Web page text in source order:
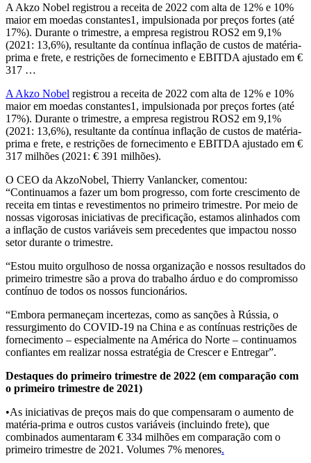
A Akzo Nobel registrou a receita de 2022 com alta de 12% e 10%
maior em moedas constantes1, impulsionada por preços fortes (até
17%). Durante o trimestre, a empresa registrou ROS2 em 9,1%
(2021: 13,6%), resultante da contínua inflação de custos de matéria-
prima e frete, e restrições de fornecimento e EBITDA ajustado em €
317 …
A Akzo Nobel registrou a receita de 2022 com alta de 12% e 10%
maior em moedas constantes1, impulsionada por preços fortes (até
17%). Durante o trimestre, a empresa registrou ROS2 em 9,1%
(2021: 13,6%), resultante da contínua inflação de custos de matéria-
prima e frete, e restrições de fornecimento e EBITDA ajustado em €
317 milhões (2021: € 391 milhões).
O CEO da AkzoNobel, Thierry Vanlancker, comentou:
“Continuamos a fazer um bom progresso, com forte crescimento de
receita em tintas e revestimentos no primeiro trimestre. Por meio de
nossas vigorosas iniciativas de precificação, estamos alinhados com
a inflação de custos variáveis ​​sem precedentes que impactou nosso
setor durante o trimestre.
“Estou muito orgulhoso de nossa organização e nossos resultados do
primeiro trimestre são a prova do trabalho árduo e do compromisso
contínuo de todos os nossos funcionários.
“Embora permaneçam incertezas, como as sanções à Rússia, o
ressurgimento do COVID-19 na China e as contínuas restrições de
fornecimento – especialmente na América do Norte – continuamos
confiantes em realizar nossa estratégia de Crescer e Entregar”.
Destaques do primeiro trimestre de 2022 (em comparação com
o primeiro trimestre de 2021)
•As iniciativas de preços mais do que compensaram o aumento de
matéria-prima e outros custos variáveis ​​(incluindo frete), que
combinados aumentaram € 334 milhões em comparação com o
primeiro trimestre de 2021. Volumes 7% menores.